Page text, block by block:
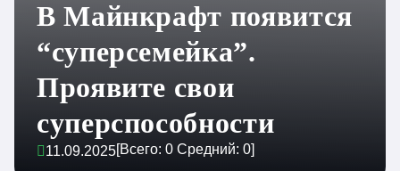
В Майнкрафт появится
“суперсемейка”.
Проявите свои
суперспособности
11.09.2025[Всего: 0 Средний: 0]